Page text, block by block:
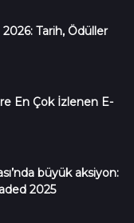
Tarih, Ödüller
En Çok İzlenen E-
büyük aksiyon:
2025